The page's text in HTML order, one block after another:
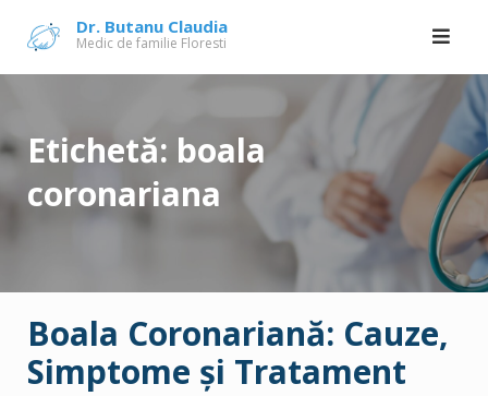
content
Dr. Butanu Claudia
Medic de familie Floresti
Etichetă: boala
coronariana
Boala Coronariană: Cauze,
Simptome și Tratament